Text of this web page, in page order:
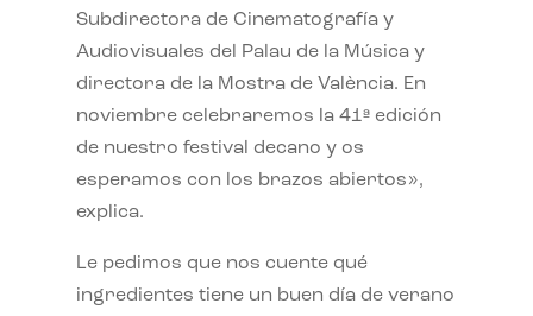
Subdirectora de Cinematografía y
Audiovisuales del Palau de la Música y
directora de la Mostra de València. En
noviembre celebraremos la 41ª edición
de nuestro festival decano y os
esperamos con los brazos abiertos»,
explica.
Le pedimos que nos cuente qué
ingredientes tiene un buen día de verano